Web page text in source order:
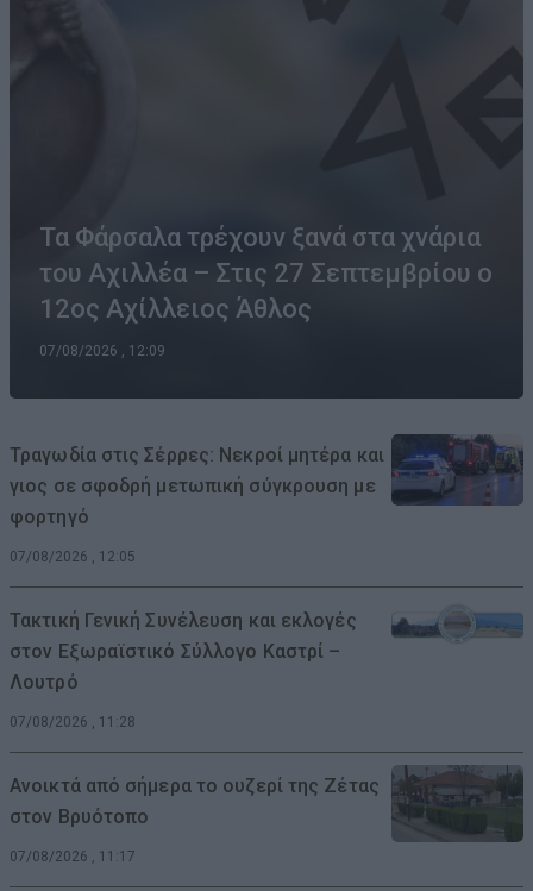
Τα Φάρσαλα τρέχουν ξανά στα χνάρια
του Αχιλλέα – Στις 27 Σεπτεμβρίου ο
12ος Αχίλλειος Άθλος
07/08/2026 , 12:09
Τραγωδία στις Σέρρες: Νεκροί μητέρα και
γιος σε σφοδρή μετωπική σύγκρουση με
φορτηγό
07/08/2026 , 12:05
Τακτική Γενική Συνέλευση και εκλογές
στον Εξωραϊστικό Σύλλογο Καστρί –
Λουτρό
07/08/2026 , 11:28
Ανοικτά από σήμερα το ουζερί της Ζέτας
στον Βρυότοπο
07/08/2026 , 11:17